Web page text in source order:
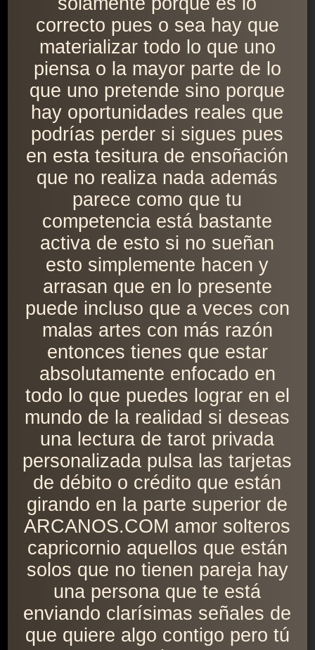
correcto pues o sea hay que
materializar todo lo que uno
piensa o la mayor parte de lo
que uno pretende sino porque
hay oportunidades reales que
podrías perder si sigues pues
en esta tesitura de ensoñación
que no realiza nada además
parece como que tu
competencia está bastante
activa de esto si no sueñan
esto simplemente hacen y
arrasan que en lo presente
puede incluso que a veces con
malas artes con más razón
entonces tienes que estar
absolutamente enfocado en
todo lo que puedes lograr en el
mundo de la realidad si deseas
una lectura de tarot privada
personalizada pulsa las tarjetas
de débito o crédito que están
girando en la parte superior de
ARCANOS.COM amor solteros
capricornio aquellos que están
solos que no tienen pareja hay
una persona que te está
enviando clarísimas señales de
que quiere algo contigo pero tú